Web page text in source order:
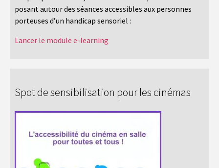
posant autour des séances accessibles aux personnes
porteuses d’un handicap sensoriel :
Lancer le module e-learning
Spot de sensibilisation pour les cinémas